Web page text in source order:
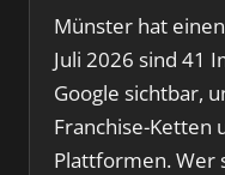
Münster hat
Juli 2026 sind 41
Google sichtbar,
Franchise-Ketten
Plattformen. Wer